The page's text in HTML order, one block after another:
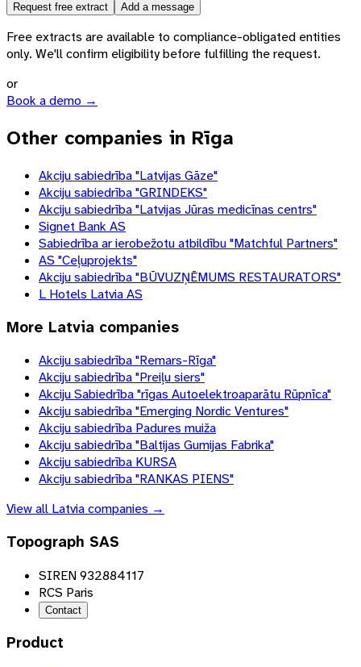
Request free extract Add a message
Free extracts are available to compliance-obligated entities
only. We'll confirm eligibility before fulfilling the request.
or
Book a demo →
Other companies in Rīga
Akciju sabiedrība "Latvijas Gāze"
Akciju sabiedrība "GRINDEKS"
Akciju sabiedrība "Latvijas Jūras medicīnas centrs"
Signet Bank AS
Sabiedrība ar ierobežotu atbildību "Matchful Partners"
AS "Ceļuprojekts"
Akciju sabiedrība "BŪVUZŅĒMUMS RESTAURATORS"
L Hotels Latvia AS
More Latvia companies
Akciju sabiedrība "Remars-Rīga"
Akciju sabiedrība "Preiļu siers"
Akciju Sabiedrība "rīgas Autoelektroaparātu Rūpnīca"
Akciju sabiedrība "Emerging Nordic Ventures"
Akciju sabiedrība Padures muiža
Akciju sabiedrība "Baltijas Gumijas Fabrika"
Akciju sabiedrība KURSA
Akciju sabiedrība "RANKAS PIENS"
View all Latviacompanies →
Topograph SAS
SIREN 932884117
RCS Paris
Contact
Product